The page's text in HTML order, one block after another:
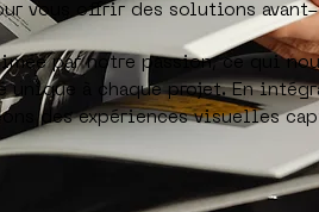
vous offrir des solutions
par notre passion, ce qui
unique à chaque projet. En
des expériences visuelles